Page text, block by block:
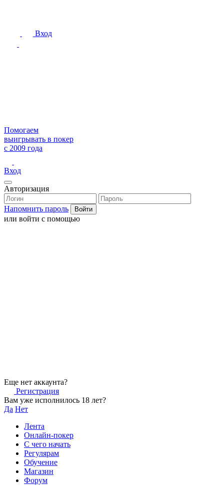
Вход
Помогаем
выигрывать в покер
с 2009 года
Вход
Авторизация
Напомнить пароль
или войти с помощью
Еще нет аккаунта?
Регистрация
Вам уже исполнилось 18 лет?
Да Нет
Лента
Онлайн-покер
С чего начать
Регулярам
Обучение
Магазин
Форум